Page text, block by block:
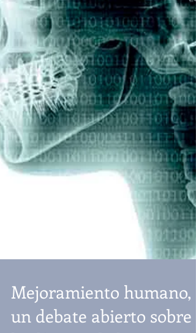
Mejoramiento humano,